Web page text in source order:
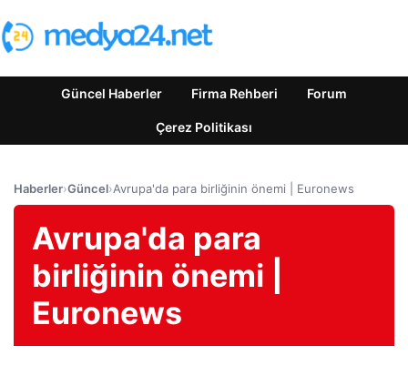
Güncel Haberler Firma Rehberi Forum
Çerez Politikası
Haberler›Güncel›Avrupa'da para birliğinin önemi | Euronews
Avrupa'da para
birliğinin önemi |
Euronews